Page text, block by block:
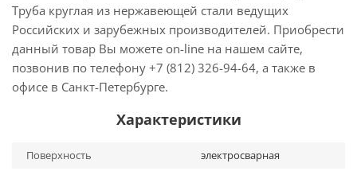
Труба круглая из нержавеющей стали ведущих
Российских и зарубежных производителей. Приобрести
данный товар Вы можете on-line на нашем сайте,
позвонив по телефону +7 (812) 326-94-64, а также в
офисе в Санкт-Петербурге.
Характеристики
Поверхность
электросварная